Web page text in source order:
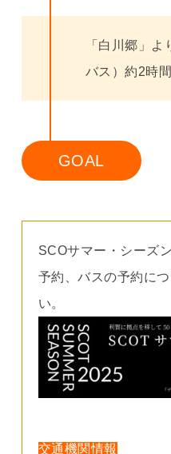
「白川郷」
バス）約2時
GOAL
SCOサマー・シーズ
予約、バスの予約に
い。
交通機関情報